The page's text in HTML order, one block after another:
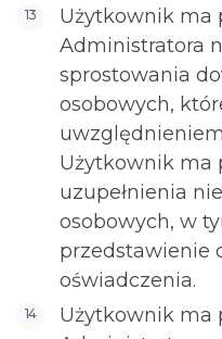
Użytkownik ma
Administratora
sprostowania
osobowych,
Użytkownik ma
uzupełnienia
osobowych, w
przedstawienie
oświadczenia.
Użytkownik ma